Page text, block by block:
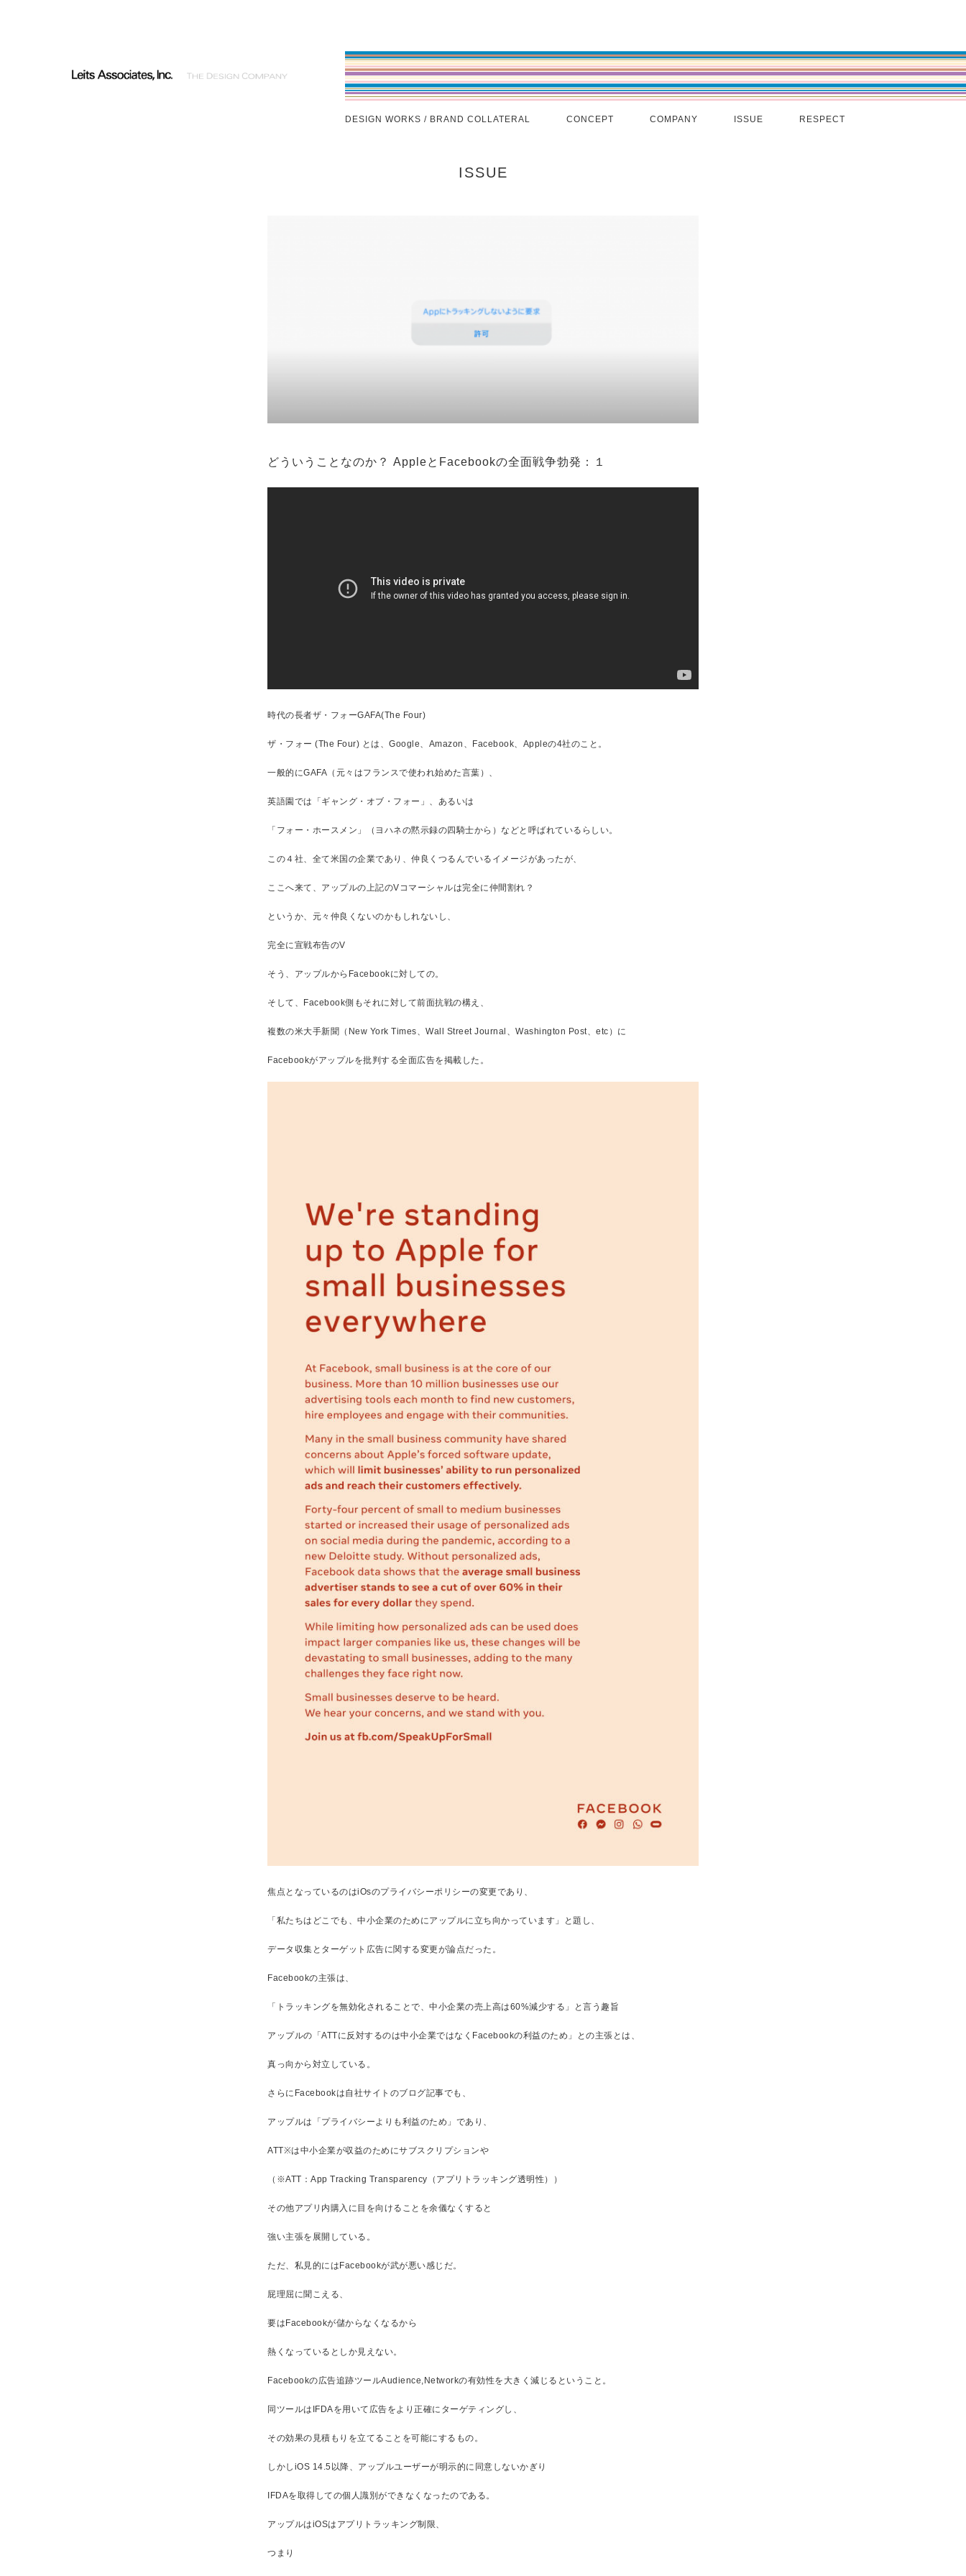
DESIGN WORKS / BRAND COLLATERAL CONCEPT COMPANY ISSUE RESPECT
ISSUE
どういうことなのか？ AppleとFacebookの全面戦争勃発：１
時代の長者ザ・フォーGAFA(The Four)
ザ・フォー (The Four) とは、Google、Amazon、Facebook、Appleの4社のこと。
一般的にGAFA（元々はフランスで使われ始めた言葉）、
英語園では「ギャング・オブ・フォー」、あるいは
「フォー・ホースメン」（ヨハネの黙示録の四騎士から）などと呼ばれているらしい。
この４社、全て米国の企業であり、仲良くつるんでいるイメージがあったが、
ここへ来て、アップルの上記のVコマーシャルは完全に仲間割れ？
というか、元々仲良くないのかもしれないし、
完全に宣戦布告のV
そう、アップルからFacebookに対しての。
そして、Facebook側もそれに対して前面抗戦の構え、
複数の米大手新聞（New York Times、Wall Street Journal、Washington Post、etc）に
Facebookがアップルを批判する全面広告を掲載した。
焦点となっているのはiOsのプライバシーポリシーの変更であり、
「私たちはどこでも、中小企業のためにアップルに立ち向かっています」と題し、
データ収集とターゲット広告に関する変更が論点だった。
Facebookの主張は、
「トラッキングを無効化されることで、中小企業の売上高は60%減少する」と言う趣旨
アップルの「ATTに反対するのは中小企業ではなくFacebookの利益のため」との主張とは、
真っ向から対立している。
さらにFacebookは自社サイトのブログ記事でも、
アップルは「プライバシーよりも利益のため」であり、
ATT※は中小企業が収益のためにサブスクリプションや
（※ATT：App Tracking Transparency（アプリトラッキング透明性））
その他アプリ内購入に目を向けることを余儀なくすると
強い主張を展開している。
ただ、私見的にはFacebookが武が悪い感じだ。
屁理屈に聞こえる、
要はFacebookが儲からなくなるから
熱くなっているとしか見えない。
Facebookの広告追跡ツールAudience,Networkの有効性を大きく減じるということ。
同ツールはIFDAを用いて広告をより正確にターゲティングし、
その効果の見積もりを立てることを可能にするもの。
しかしiOS 14.5以降、アップルユーザーが明示的に同意しないかぎり
IFDAを取得しての個人識別ができなくなったのである。
アップルはiOSはアプリトラッキング制限、
つまり